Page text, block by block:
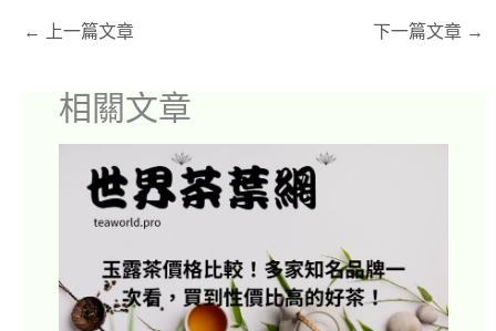
← 上一篇文章 下一篇文章 →
相關文章